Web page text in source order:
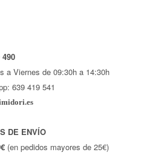
490
a Viernes de 09:30h a 14:30h
639 419 541
DE ENVÍO
(en pedidos mayores de 25€)